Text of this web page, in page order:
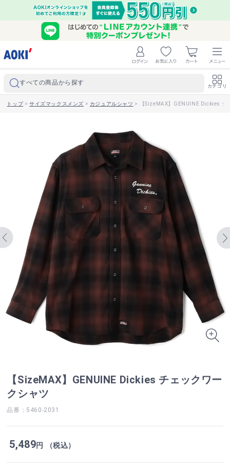
すべての商品から探す カテゴリ
トップ>サイズマックスメンズ > カジュアルシャツ > 【SizeMAX】GENUINE Dickies チ
【SizeMAX】GENUINE Dickies チェックワー
クシャツ
品番：5460-2031
5,489円 （税込）